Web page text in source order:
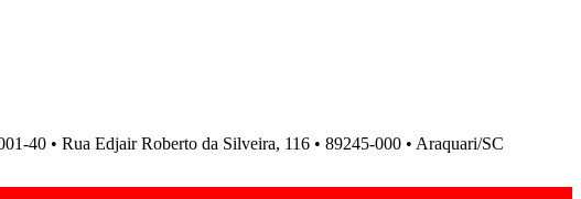
• Rua Edjair Roberto da Silveira, 116 • 89245-000 • Araquari/SC